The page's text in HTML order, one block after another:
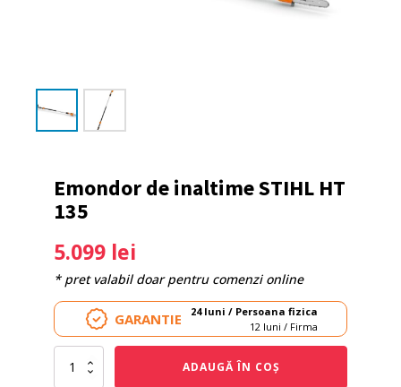
Emondor de inaltime STIHL HT
135
5.099 lei
* pret valabil doar pentru comenzi online
GARANTIE
24 luni / Persoana fizica
12 luni / Firma
Cantitate
Emondor
ADAUGĂ ÎN COȘ